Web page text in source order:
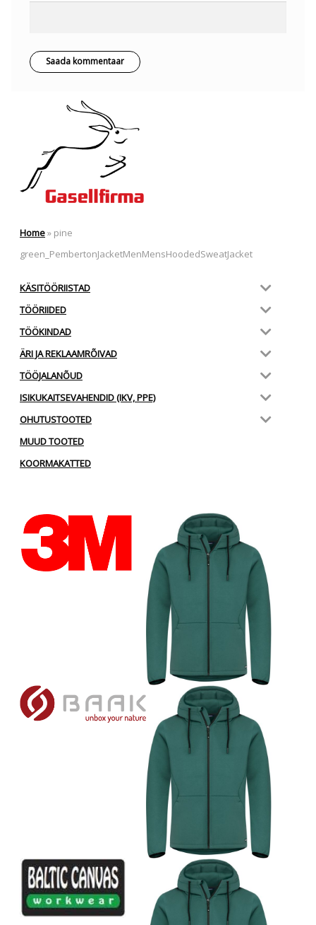
Home» pine
green_PembertonJacketMenMensHoodedSweatJacket
KÄSITÖÖRIISTAD
TÖÖRIIDED
TÖÖKINDAD
ÄRI JA REKLAAMRÕIVAD
TÖÖJALANÕUD
ISIKUKAITSEVAHENDID (IKV, PPE)
OHUTUSTOOTED
MUUD TOOTED
KOORMAKATTED